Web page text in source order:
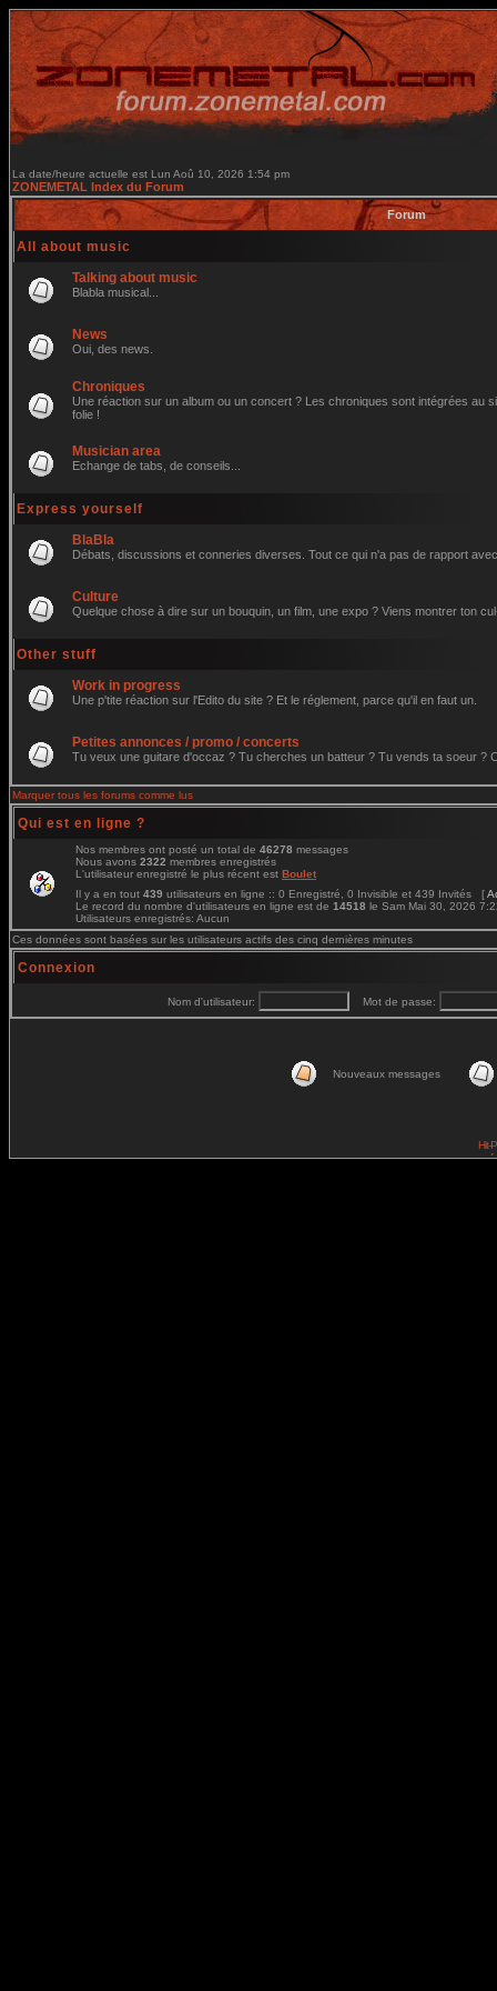
La date/heure actuelle est Lun Aoû 10, 2026 1:54 pm
ZONEMETAL Index du Forum
Forum
All about music
Talking about music
Blabla musical...
News
Oui, des news.
Chroniques
Une réaction sur un album ou un concert ? Les chroniques sont intégrées au
folie !
Musician area
Echange de tabs, de conseils...
Express yourself
BlaBla
Débats, discussions et conneries diverses. Tout ce qui n'a pas de rapport
Culture
Quelque chose à dire sur un bouquin, un film, une expo ? Viens montrer ton
Other stuff
Work in progress
Une p'tite réaction sur l'Edito du site ? Et le réglement, parce qu'il en faut un.
Petites annonces / promo / concerts
Tu veux une guitare d'occaz ? Tu cherches un batteur ? Tu vends ta soeur ?
Marquer tous les forums comme lus
Qui est en ligne ?
Nos membres ont posté un total de 46278 messages
Nous avons 2322 membres enregistrés
L'utilisateur enregistré le plus récent est Boulet
Il y a en tout 439 utilisateurs en ligne :: 0 Enregistré, 0 Invisible et 439 Invités [
Le record du nombre d'utilisateurs en ligne est de 14518 le Sam Mai 30, 2026
Utilisateurs enregistrés: Aucun
Ces données sont basées sur les utilisateurs actifs des cinq dernières minutes
Connexion
Nom d'utilisateur: Mot de passe:
Nouveaux messages